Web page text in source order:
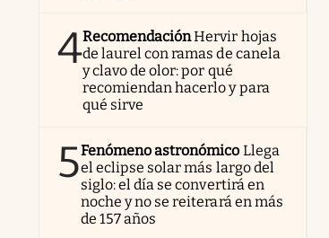
4RecomendaciónHervir hojas
de laurel con ramas de canela
y clavo de olor: por qué
recomiendan hacerlo y para
qué sirve
5Fenómeno astronómico Llega
el eclipse solar más largo del
siglo: el día se convertirá en
noche y no se reiterará en más
de 157 años